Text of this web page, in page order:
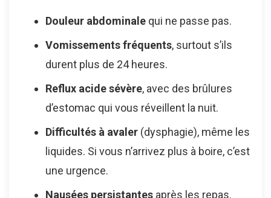
Douleur abdominale qui ne passe pas.
Vomissements fréquents, surtout s’ils
durent plus de 24 heures.
Reflux acide sévère, avec des brûlures
d’estomac qui vous réveillent la nuit.
Difficultés à avaler (dysphagie), même les
liquides. Si vous n’arrivez plus à boire, c’est
une urgence.
Nausées persistantes après les repas.